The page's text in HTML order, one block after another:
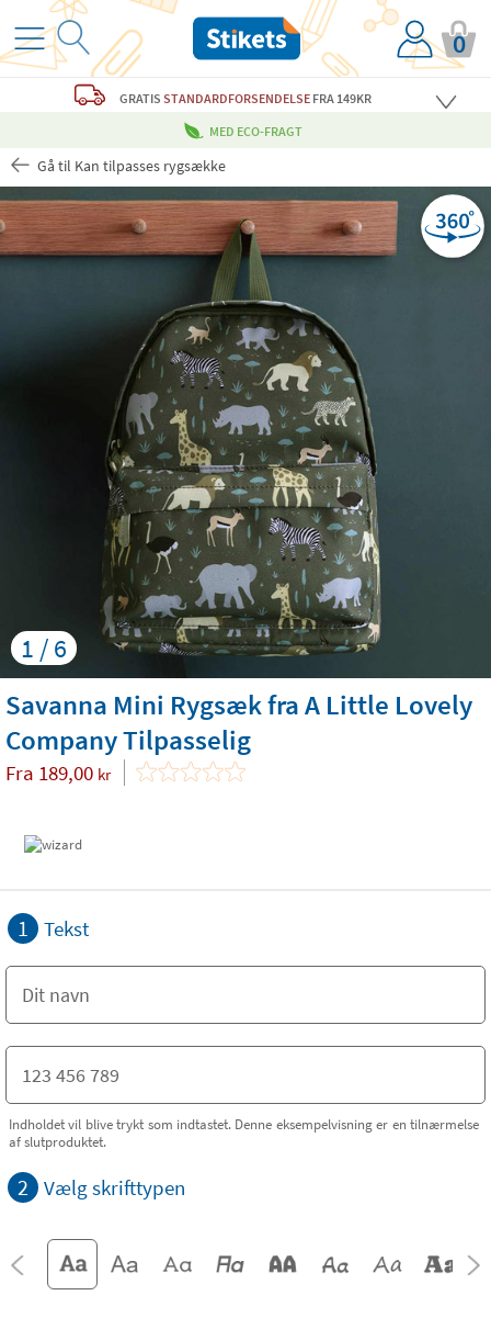
0
GRATISSTANDARDFORSENDELSE FRA 149KR
MED ECO-FRAGT
Gå til Kan tilpasses rygsække
1 / 6
Savanna Mini Rygsæk fra A Little Lovely
Company Tilpasselig
Fra 189,00 kr
1 Tekst
Indholdet vil blive trykt som indtastet. Denne eksempelvisning er en tilnærmelse
af slutproduktet.
2 Vælg skrifttypen